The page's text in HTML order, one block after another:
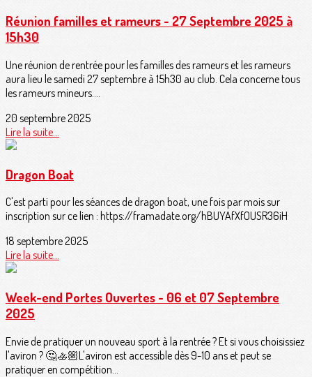
Réunion familles et rameurs - 27 Septembre 2025 à
15h30
Une réunion de rentrée pour les familles des rameurs et les rameurs
aura lieu le samedi 27 septembre à 15h30 au club. Cela concerne tous
les rameurs mineurs....
20 septembre 2025
Lire la suite...
Dragon Boat
C'est parti pour les séances de dragon boat, une fois par mois sur
inscription sur ce lien : https://framadate.org/hBUYAfXfOUSR36iH
18 septembre 2025
Lire la suite...
Week-end Portes Ouvertes - 06 et 07 Septembre
2025
Envie de pratiquer un nouveau sport à la rentrée ? Et si vous choisissiez
l'aviron ? 🤔🚣🏼L'aviron est accessible dès 9-10 ans et peut se
pratiquer en compétition...